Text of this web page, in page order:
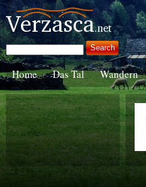
Home Das Tal Wandern